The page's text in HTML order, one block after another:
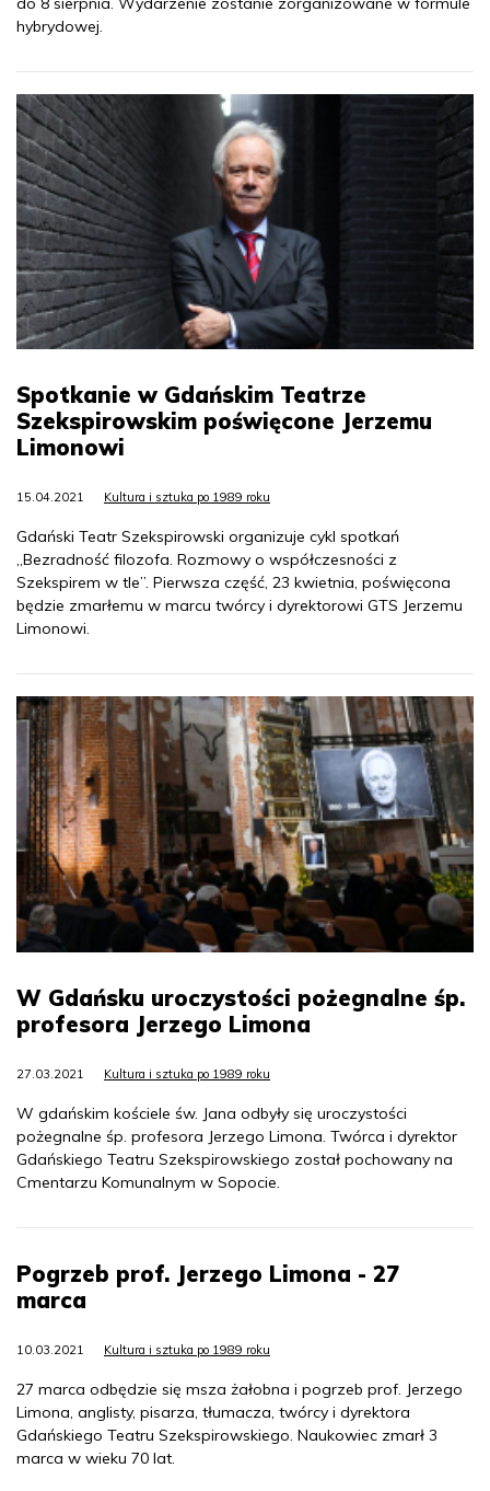
hybrydowej.
Spotkanie w Gdańskim Teatrze
Szekspirowskim poświęcone Jerzemu
Limonowi
15.04.2021 Kultura i sztuka po 1989 roku
Gdański Teatr Szekspirowski organizuje cykl spotkań
„Bezradność filozofa. Rozmowy o współczesności z
Szekspirem w tle”. Pierwsza część, 23 kwietnia, poświęcona
będzie zmarłemu w marcu twórcy i dyrektorowi GTS Jerzemu
Limonowi.
W Gdańsku uroczystości pożegnalne śp.
profesora Jerzego Limona
27.03.2021 Kultura i sztuka po 1989 roku
W gdańskim kościele św. Jana odbyły się uroczystości
pożegnalne śp. profesora Jerzego Limona. Twórca i dyrektor
Gdańskiego Teatru Szekspirowskiego został pochowany na
Cmentarzu Komunalnym w Sopocie.
Pogrzeb prof. Jerzego Limona - 27
marca
10.03.2021 Kultura i sztuka po 1989 roku
27 marca odbędzie się msza żałobna i pogrzeb prof. Jerzego
Limona, anglisty, pisarza, tłumacza, twórcy i dyrektora
Gdańskiego Teatru Szekspirowskiego. Naukowiec zmarł 3
marca w wieku 70 lat.